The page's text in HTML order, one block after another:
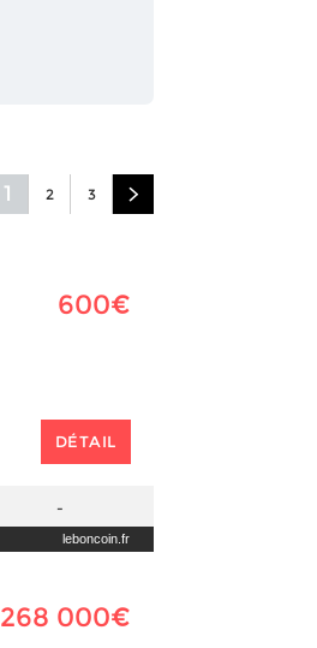
1 2 3
600€
DÉTAIL
-
leboncoin.fr
268 000€